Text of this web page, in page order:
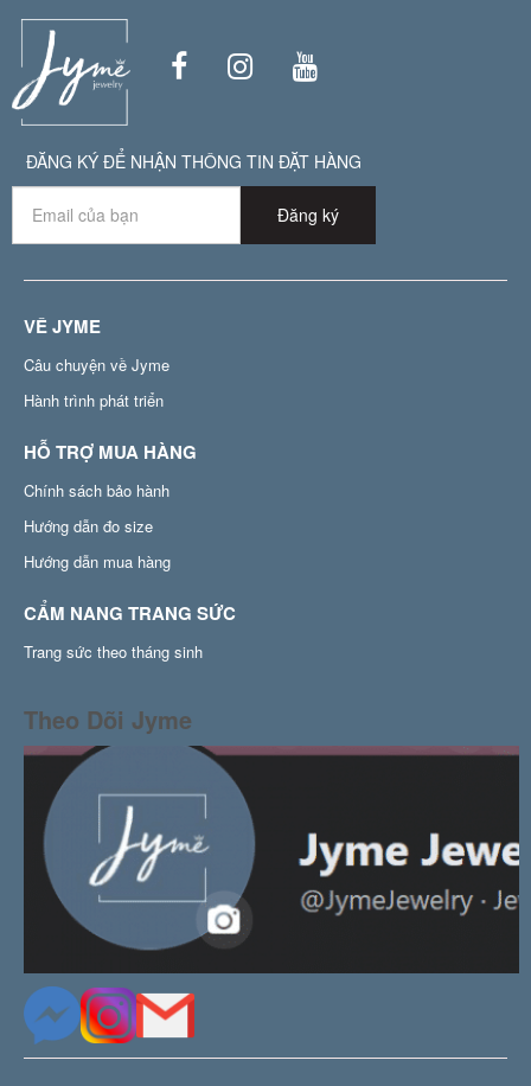
ĐĂNG KÝ ĐỂ NHẬN THÔNG TIN ĐẶT HÀNG
Đăng ký
VỀ JYME
Câu chuyện về Jyme
Hành trình phát triển
HỖ TRỢ MUA HÀNG
Chính sách bảo hành
Hướng dẫn đo size
Hướng dẫn mua hàng
CẨM NANG TRANG SỨC
Trang sức theo tháng sinh
Theo Dõi Jyme